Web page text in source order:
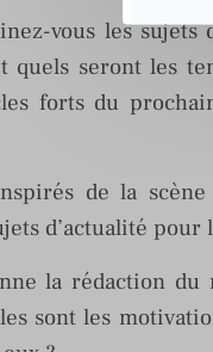
vous les sujets
quels seront les
forts du
de la
d’actualité pour
la rédaction
sont les